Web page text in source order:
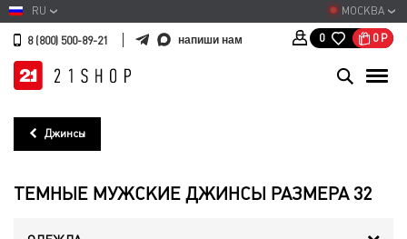
МОСКВА
RU
8 (800) 500-89-21 напиши нам 0 0 Р
Джинсы
ТЕМНЫЕ МУЖСКИЕ ДЖИНСЫ РАЗМЕРА 32